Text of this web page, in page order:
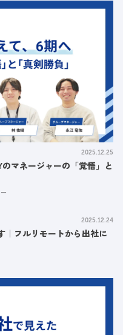
2025.12.25
マネージャーの「覚悟」と
2025.12.24
｜フルリモートから出社に